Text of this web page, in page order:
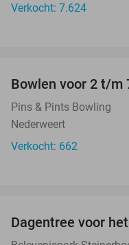
Verkocht: 7.624
Bowlen voor 2 t/m
Pins & Pints Bowling
Nederweert
Verkocht: 662
Dagentree voor